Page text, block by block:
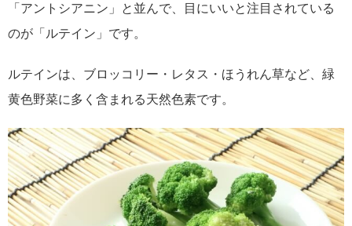
「アントシアニン」と並んで、目にいいと注目されている
のが「ルテイン」です。
ルテインは、ブロッコリー・レタス・ほうれん草など、緑
黄色野菜に多く含まれる天然色素です。